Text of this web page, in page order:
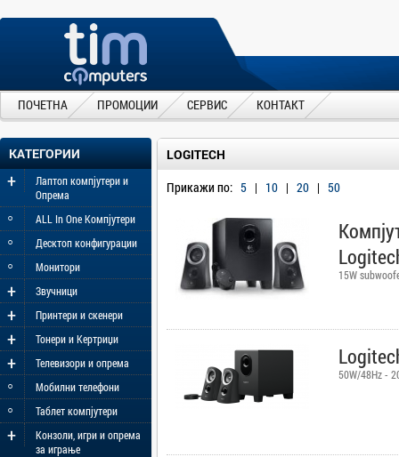
ПОЧЕТНА ПРОМОЦИИ СЕРВИС КОНТАКТ
КАТЕГОРИИ
Лаптоп компјутери и
Опрема
+
ALL In One Компјутери
◦
Десктоп конфигурации
◦
Монитори
◦
Звучници
+
Принтери и скенери
+
Тонери и Кертриџи
+
Телевизори и опрема
+
Мобилни телефони
◦
Таблет компјутери
◦
Конзоли, игри и опрема
за играње
+
LOGITECH
Прикажи по: 5 | 10 | 20 | 50
15W
50W/48Hz -